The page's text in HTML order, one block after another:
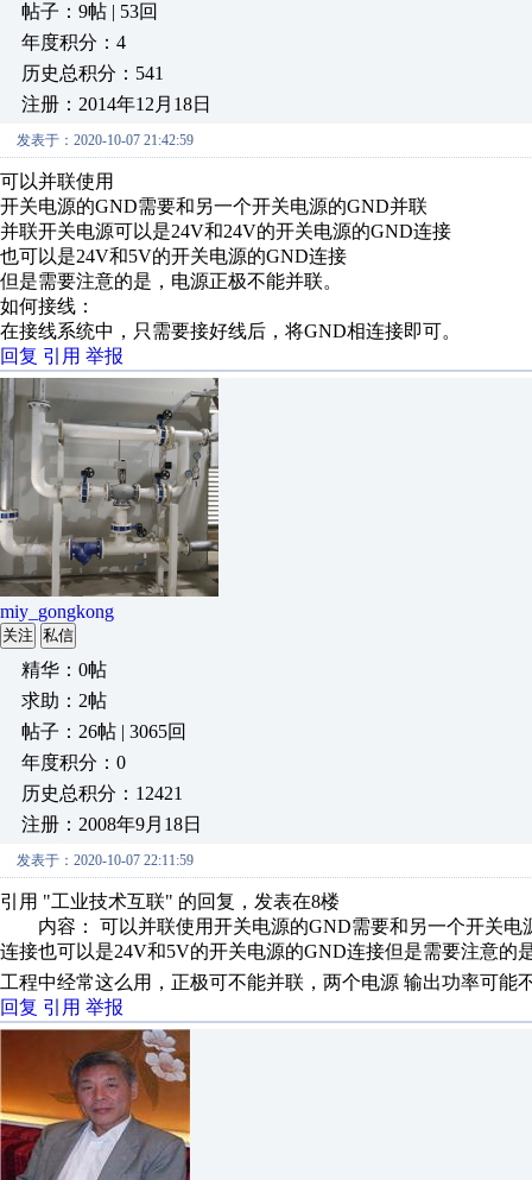
帖子：9帖 | 53回
年度积分：4
历史总积分：541
注册：2014年12月18日
发表于：2020-10-07 21:42:59
可以并联使用
开关电源的GND需要和另一个开关电源的GND并联
并联开关电源可以是24V和24V的开关电源的GND连接
也可以是24V和5V的开关电源的GND连接
但是需要注意的是，电源正极不能并联。
如何接线：
在接线系统中，只需要接好线后，将GND相连接即可。
回复 引用 举报
miy_gongkong
关注 私信
精华：0帖
求助：2帖
帖子：26帖 | 3065回
年度积分：0
历史总积分：12421
注册：2008年9月18日
发表于：2020-10-07 22:11:59
引用 "工业技术互联" 的回复，发表在8楼
内容： 可以并联使用开关电源的GND需要和另一个开关电
连接也可以是24V和5V的开关电源的GND连接但是需要注意的
工程中经常这么用，正极可不能并联，两个电源 输出功率可能
回复 引用 举报